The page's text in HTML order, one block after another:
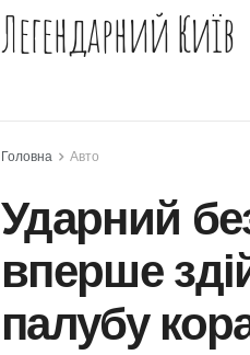
Легендарний Київ
Головна Авто
Ударний
вперше
палубу